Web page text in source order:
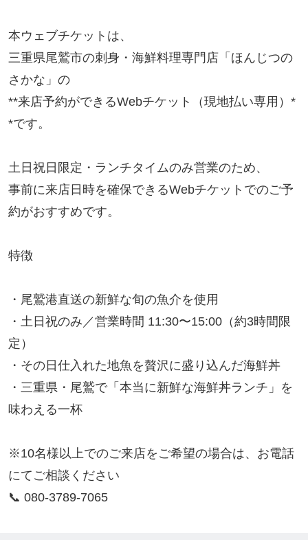
本ウェブチケットは、
三重県尾鷲市の刺身・海鮮料理専門店「ほんじつの
さかな」の
**来店予約ができるWebチケット（現地払い専用）*
*です。
土日祝日限定・ランチタイムのみ営業のため、
事前に来店日時を確保できるWebチケットでのご予
約がおすすめです。
特徴
・尾鷲港直送の新鮮な旬の魚介を使用
・土日祝のみ／営業時間 11:30〜15:00（約3時間限
定）
・その日仕入れた地魚を贅沢に盛り込んだ海鮮丼
・三重県・尾鷲で「本当に新鮮な海鮮丼ランチ」を
味わえる一杯
※10名様以上でのご来店をご希望の場合は、お電話
にてご相談ください
📞 080-3789-7065